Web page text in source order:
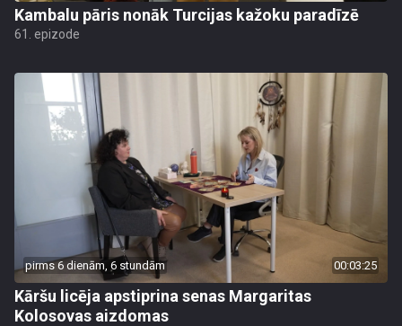
Kambalu pāris nonāk Turcijas kažoku paradīzē
61. epizode
pirms 6 dienām, 6 stundām 00:03:25
Kāršu licēja apstiprina senas Margaritas
Kolosovas aizdomas